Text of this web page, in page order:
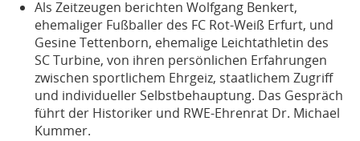
Als Zeitzeugen berichten Wolfgang Benkert,
ehemaliger Fußballer des FC Rot-Weiß Erfurt, und
Gesine Tettenborn, ehemalige Leichtathletin des
SC Turbine, von ihren persönlichen Erfahrungen
zwischen sportlichem Ehrgeiz, staatlichem Zugriff
und individueller Selbstbehauptung. Das Gespräch
führt der Historiker und RWE-Ehrenrat Dr. Michael
Kummer.